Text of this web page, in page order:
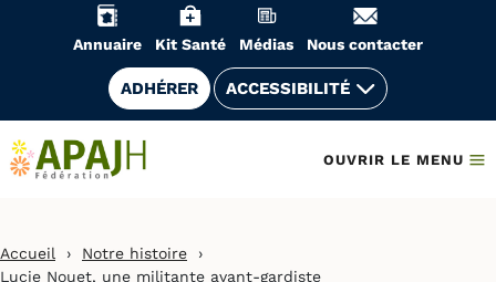
Annuaire Kit Santé Médias Nous contacter
ADHÉRER ACCESSIBILITÉ
OUVRIR LE MENU
Accueil › Notre histoire
›
Lucie Nouet, une militante avant-gardiste